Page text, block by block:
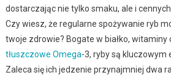
dostarczając nie tylko smaku, ale i
Czy wiesz, że regularne spożywanie ryb
twoje zdrowie? Bogate w białko, witaminy
tłuszczowe Omega-3, ryby są kluczowym
Zaleca się ich jedzenie przynajmniej dwa